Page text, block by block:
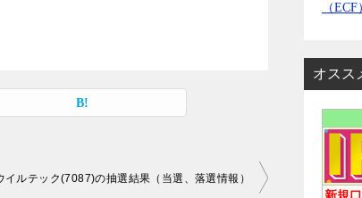
イルテック(7087)の抽選結果（当選、落選情報）
（
オス